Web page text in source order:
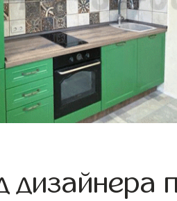
дизайнера